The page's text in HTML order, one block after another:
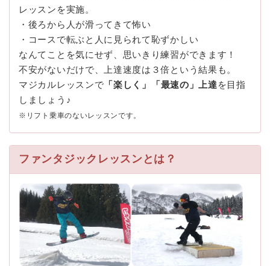
レッスンを実施。
・後ろから人が滑ってきて怖い
・コースで転ぶと人に見られて恥ずかしい
なんてことを気にせず、思いきり練習ができます！
不安がないだけで、上達速度は３倍という結果も。
マジカルレッスンで 「楽しく」「最速の」上達 を目指
しましょう♪
※リフト乗車のないレッスンです。
ファンタジックレッスンとは？